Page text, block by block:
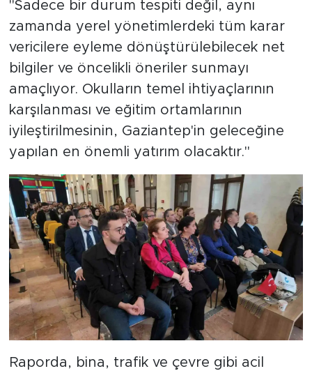
"Sadece bir durum tespiti değil, aynı
zamanda yerel yönetimlerdeki tüm karar
vericilere eyleme dönüştürülebilecek net
bilgiler ve öncelikli öneriler sunmayı
amaçlıyor. Okulların temel ihtiyaçlarının
karşılanması ve eğitim ortamlarının
iyileştirilmesinin, Gaziantep'in geleceğine
yapılan en önemli yatırım olacaktır."
Raporda, bina, trafik ve çevre gibi acil